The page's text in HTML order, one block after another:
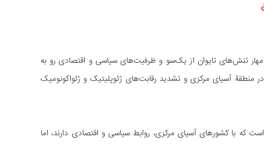
تنش‌های تایوان از یک‌سو و ظرفیت‌های سیاسی و اقتصادی رو به‌
آسیای مرکزی و تشدید رقابت‌های ژئوپلیتیک و ژئواکونومیک
که با کشورهای آسیای مرکزی، روابط سیاسی و اقتصادی دارند، اما